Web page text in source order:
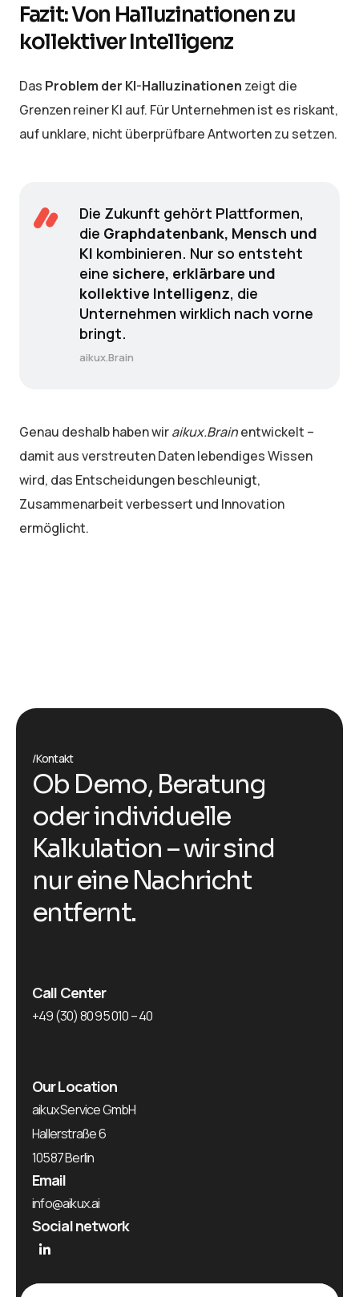
Fazit: Von Halluzinationen zu
kollektiver Intelligenz
Das Problem der KI-Halluzinationen zeigt die
Grenzen reiner KI auf. Für Unternehmen ist es riskant,
auf unklare, nicht überprüfbare Antworten zu setzen.
Die Zukunft gehört Plattformen,
die Graphdatenbank, Mensch und
KI kombinieren. Nur so entsteht
eine sichere, erklärbare und
kollektive Intelligenz, die
Unternehmen wirklich nach vorne
bringt.
aikux.Brain
Genau deshalb haben wiraikux.Brainentwickelt –
damit aus verstreuten Daten lebendiges Wissen
wird, das Entscheidungen beschleunigt,
Zusammenarbeit verbessert und Innovation
ermöglicht.
/Kontakt
Ob Demo, Beratung
oder individuelle
Kalkulation – wir sind
nur eine Nachricht
entfernt.
Call Center
+49 (30) 80 95 010 – 40
Our Location
aikux Service GmbH
Hallerstraße 6
10587 Berlin
Email
info@aikux.ai
Social network